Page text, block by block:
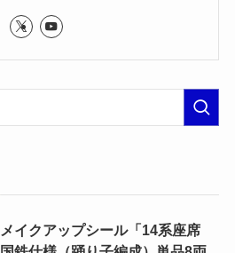
メイクアップシール「14系座席